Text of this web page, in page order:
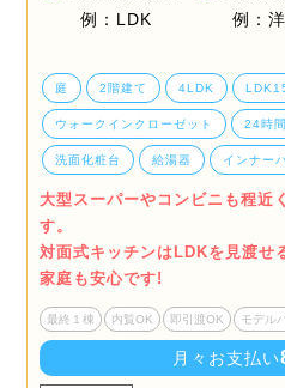
庭 2階建て 4LDK
ウォークインクローゼット 24時
洗面化粧台 給湯器 インナー
大型スーパーやコンビニも程近
す。
対面式キッチンはLDKを見渡せ
家庭も安心です!
最終１棟 内覧OK 即引渡OK モデル
月々お支払い